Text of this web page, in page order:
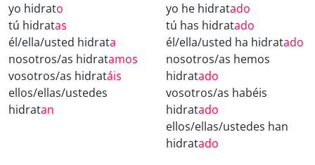
yo hidrato
tú hidratas
él/ella/usted hidrata
nosotros/as hidratamos
vosotros/as hidratáis
ellos/ellas/ustedes
hidratan
yo he hidratado
tú has hidratado
él/ella/usted ha hidratado
nosotros/as hemos
hidratado
vosotros/as habéis
hidratado
ellos/ellas/ustedes han
hidratado